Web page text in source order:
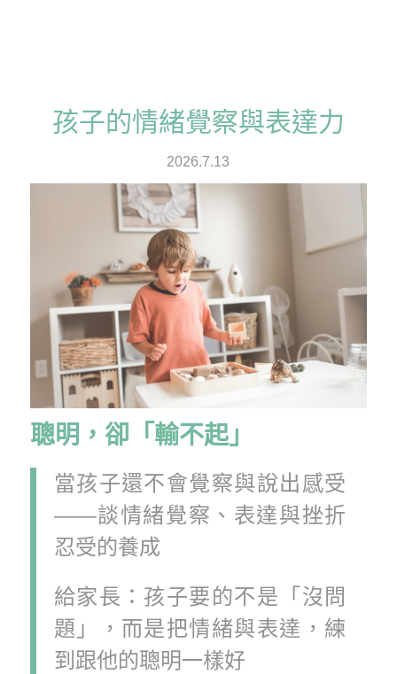
孩子的情緒覺察與表達力
2026.7.13
聰明，卻「輸不起」
當孩子還不會覺察與說出感受
——談情緒覺察、表達與挫折
忍受的養成
給家長：孩子要的不是「沒問
題」，而是把情緒與表達，練
到跟他的聰明一樣好